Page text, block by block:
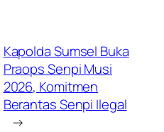
Kapolda Sumsel Buka
Praops Senpi Musi
2026, Komitmen
Berantas Senpi Ilegal
→